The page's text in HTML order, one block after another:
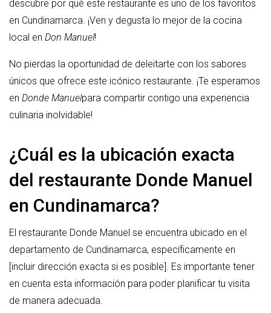
descubre por qué este restaurante es uno de los favoritos
en Cundinamarca. ¡Ven y degusta lo mejor de la cocina
local en Don Manuel!
No pierdas la oportunidad de deleitarte con los sabores
únicos que ofrece este icónico restaurante. ¡Te esperamos
en Donde Manuelpara compartir contigo una experiencia
culinaria inolvidable!
¿Cuál es la ubicación exacta
del restaurante Donde Manuel
en Cundinamarca?
El restaurante Donde Manuel se encuentra ubicado en el
departamento de Cundinamarca, específicamente en
[incluir dirección exacta si es posible]. Es importante tener
en cuenta esta información para poder planificar tu visita
de manera adecuada.